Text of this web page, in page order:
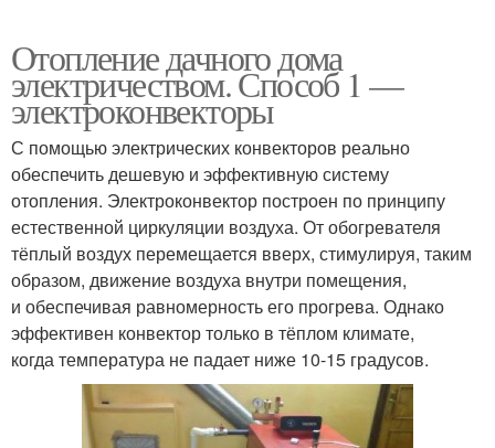
Отопление дачного дома
электричеством. Способ 1 —
электроконвекторы
С помощью электрических конвекторов реально
обеспечить дешевую и эффективную систему
отопления. Электроконвектор построен по принципу
естественной циркуляции воздуха. От обогревателя
тёплый воздух перемещается вверх, стимулируя, таким
образом, движение воздуха внутри помещения,
и обеспечивая равномерность его прогрева. Однако
эффективен конвектор только в тёплом климате,
когда температура не падает ниже 10-15 градусов.